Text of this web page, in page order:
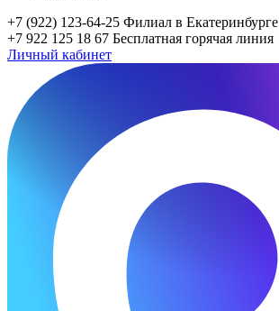
+7 (922) 123-64-25 Филиал в Екатеринбурге
+7 922 125 18 67 Бесплатная горячая линия
Личный кабинет